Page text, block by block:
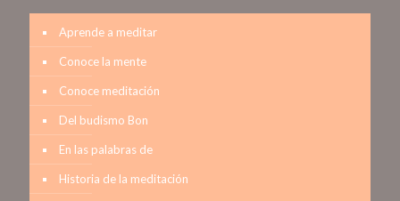
Aprende a meditar
Conoce la mente
Conoce meditación
Del budismo Bon
En las palabras de
Historia de la meditación